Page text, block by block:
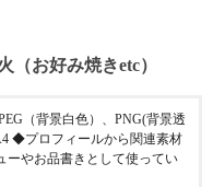
（お好み焼きetc）
（背景白色）、PNG(背景透
◆プロフィールから関連素材
ーやお品書きとして使ってい